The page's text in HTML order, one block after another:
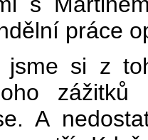
práce
jsme si z
zážitků
A